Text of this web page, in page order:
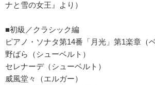
ナと雪の女王』より）
■初級／クラシック編
ピアノ・ソナタ第14番「月光」第1楽章（
野ばら（シューベルト）
セレナーデ（シューベルト）
威風堂々（エルガー）